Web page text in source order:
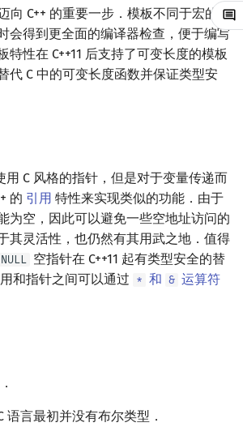
CLion
Geany
Sublime Text
CP Editor
Code::Blocks
堆排序
桶排序
Tim 排序
排序相关 STL
排序应用
费马小定理 & 欧拉定理
模逆元
升幂引理
阶乘取模
卢卡斯定理
同余方程
离散对数
多项式初等函数
常系数齐次线性递推
Lagrange 反演
形式幂级数复合|复合逆
普通生成函数
指数生成函数
伯努利数
Entringer Number
范德蒙德卷积
Pólya 计数
图论计数
线性映射
特征多项式
红黑树
左偏红黑树
树分治
动态树分治
树上随机游走
务
向 C++ 的重要一步．模板不同于宏的
会得到更全面的编译器检查，便于编写
特性在 C++11 后支持了可变长度的模板
代 C 中的可变长度函数并保证类型安
用 C 风格的指针，但是对于变量传递而
的 引用 特性来实现类似的功能．由于
为空，因此可以避免一些空地址访问的
其灵活性，也仍然有其用武之地．值得
NULL 空指针在 C++11 起有类型安全的替
用和指针之间可以通过 * 和 & 运算符
．
语言最初并没有布尔类型．